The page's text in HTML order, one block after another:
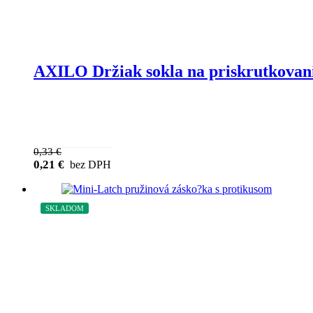
AXILO Držiak sokla na
0,33€
0,21 € bez DPH
SKLADOM